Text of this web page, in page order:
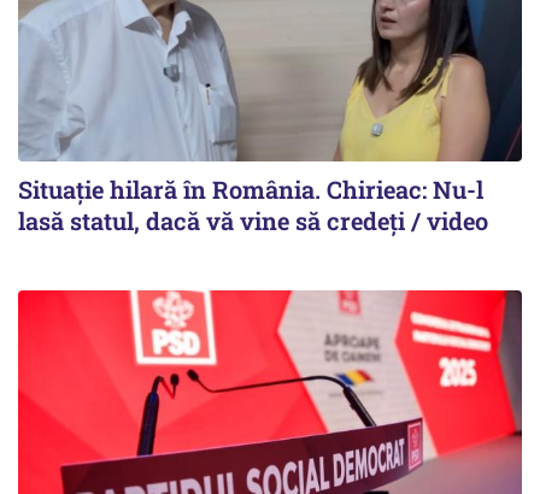
Situație hilară în România. Chirieac: Nu-l
lasă statul, dacă vă vine să credeți / video